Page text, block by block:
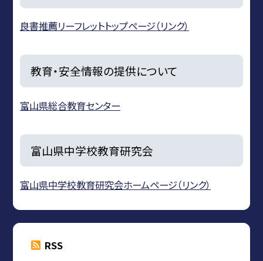
良書推薦リーフレットトップページ（リンク）
教育・安全情報の提供について
富山県総合教育センター
富山県中学校教育研究会
富山県中学校教育研究会ホームページ（リンク）
RSS